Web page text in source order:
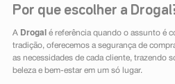
Por que escolher a
A Drogal é referência quando o assunto é
tradição, oferecemos a segurança de
as necessidades de cada cliente, trazendo
beleza e bem-estar em um só lugar.